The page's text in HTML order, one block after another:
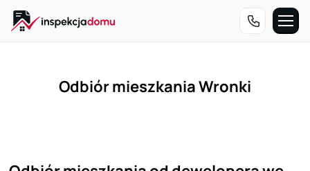
treści
Odbiór mieszkania Wronki